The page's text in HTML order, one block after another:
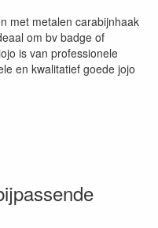
met metalen carabijnhaak
om bv badge of
is van professionele
en kwalitatief goede jojo